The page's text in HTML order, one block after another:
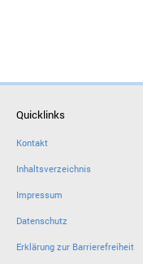
Quicklinks
Kontakt
Inhaltsverzeichnis
Impressum
Datenschutz
Erklärung zur Barrierefreiheit